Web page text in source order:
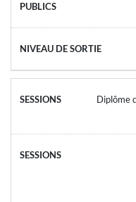
Diplôme